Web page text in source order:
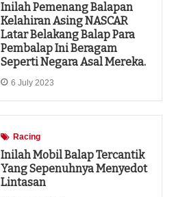
Inilah Pemenang Balapan
Kelahiran Asing NASCAR
Latar Belakang Balap Para
Pembalap Ini Beragam
Seperti Negara Asal Mereka.
6 July 2023
Racing
Inilah Mobil Balap Tercantik
Yang Sepenuhnya Menyedot
Lintasan